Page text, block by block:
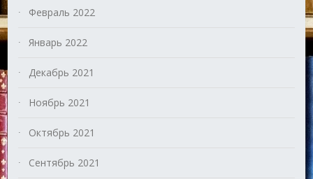
Февраль 2022
Январь 2022
Декабрь 2021
Ноябрь 2021
Октябрь 2021
Сентябрь 2021